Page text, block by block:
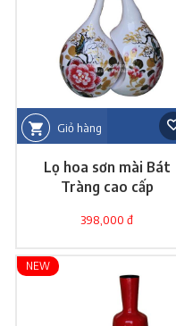
Giỏ hàng
Lọ hoa sơn mài Bát
Tràng cao cấp
398,000 đ
NEW